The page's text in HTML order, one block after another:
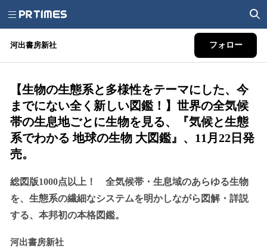
河出書房新社 フォロー
【生物の生態系と多様性をテーマにした、今
までにない全く新しい図鑑！】世界の全気候
帯の生息地ごとに生物を見る、『気候と生態
系でわかる 地球の生物 大図鑑』、11月22日発
売。
総図版1000点以上！ 全気候帯・生息域のあらゆる生物
を、生態系の繊細なシステムを明かしながら図解・詳説
する、本邦初の本格図鑑。
河出書房新社